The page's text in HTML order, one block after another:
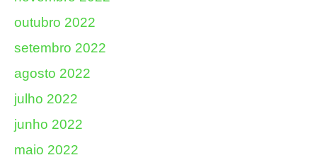
outubro 2022
setembro 2022
agosto 2022
julho 2022
junho 2022
maio 2022